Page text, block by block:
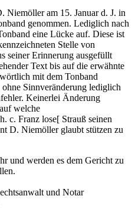
Niemöller am 15. Januar d. J. in
genommen. Lediglich nach
eine Lücke auf. Diese ist
Stelle von
seiner Erinnerung ausgefüllt
Text bis auf die erwähnte
mit dem Tonband
Sinnveränderung lediglich
Keinerlei Änderung
welche
c. Franz lose[ Strauß seinen
D. Niemöller glaubt stützen zu
und werden es dem Gericht zu
und Notar